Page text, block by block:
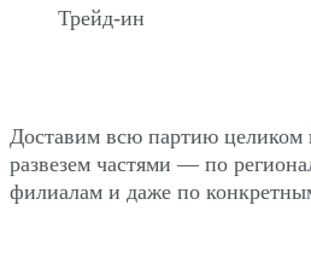
Трейд-ин
Доставим всю партию целиком
развезем частями — по
филиалам и даже по